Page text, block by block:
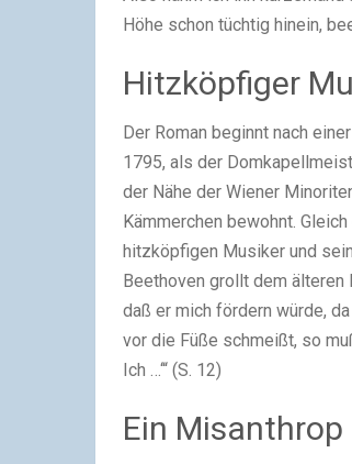
Höhe schon tüchtig hinein,
Hitzköpfiger
Der Roman beginnt nach
1795, als der
der Nähe der Wiener
Kämmerchen bewohnt.
hitzköpfigen Musiker und
Beethoven grollt dem älteren
daß er mich fördern würde,
vor die Füße schmeißt, so
Ich …‘“ (S. 12)
Ein